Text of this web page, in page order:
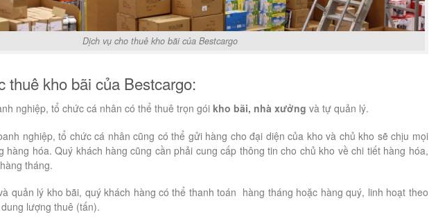
Dịch vụ cho thuê kho bãi của Bestcargo
thuê kho bãi của Bestcargo:
nghiệp, tổ chức cá nhân có thể thuê trọn gói kho bãi, nhà xưởng và tự quản lý.
nghiệp, tổ chức cá nhân cũng có thể gửi hàng cho đại diện của kho và chủ kho sẽ chịu mọi
hàng hóa. Quý khách hàng cũng cần phải cung cấp thông tin cho chủ kho về chi tiết hàng hóa,
tháng.
quản lý kho bãi, quý khách hàng có thể thanh toán hàng tháng hoặc hàng quý, linh hoạt theo
lượng thuê (tấn).